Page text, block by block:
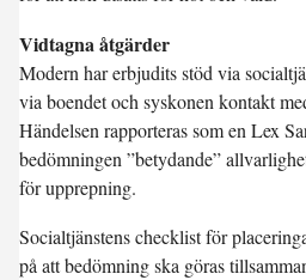
Vidtagna åtgärder
Modern har erbjudits stöd via
via boendet och syskonen kontakt
Händelsen rapporteras som en Lex
bedömningen ”betydande”
för upprepning.
Socialtjänstens checklist för
på att bedömning ska göras